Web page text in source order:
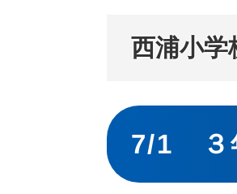
西浦小学
本
文
7/1 ３